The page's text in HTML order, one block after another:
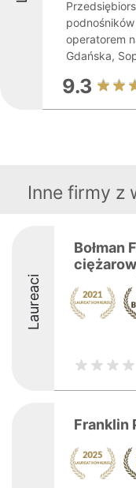
operatorem
Gdańska,
9.3
Inne firmy z
Laureaci
Bołman
Franklin